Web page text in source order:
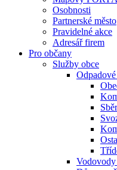
Osobnosti
Partnerské město
Pravidelné akce
Adresář firem
Pro občany
Služby obce
Vodovody